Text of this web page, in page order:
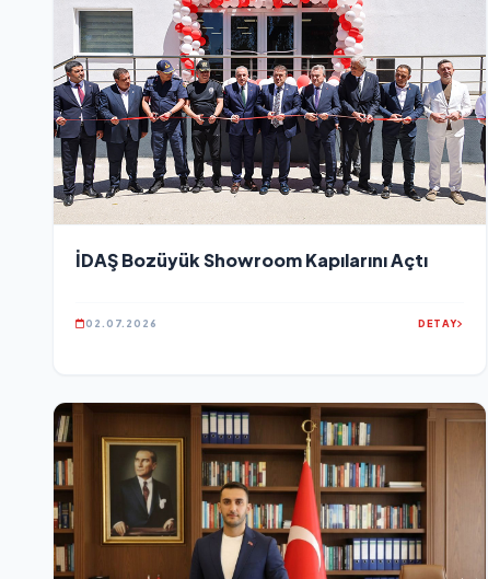
İDAŞ Bozüyük Showroom Kapılarını Açtı
02.07.2026 DETAY